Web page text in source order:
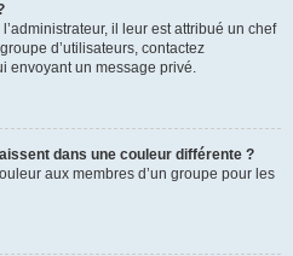
il leur est attribué un chef
d’utilisateurs, contactez
envoyant un message privé.
dans une couleur différente ?
aux membres d’un groupe pour les